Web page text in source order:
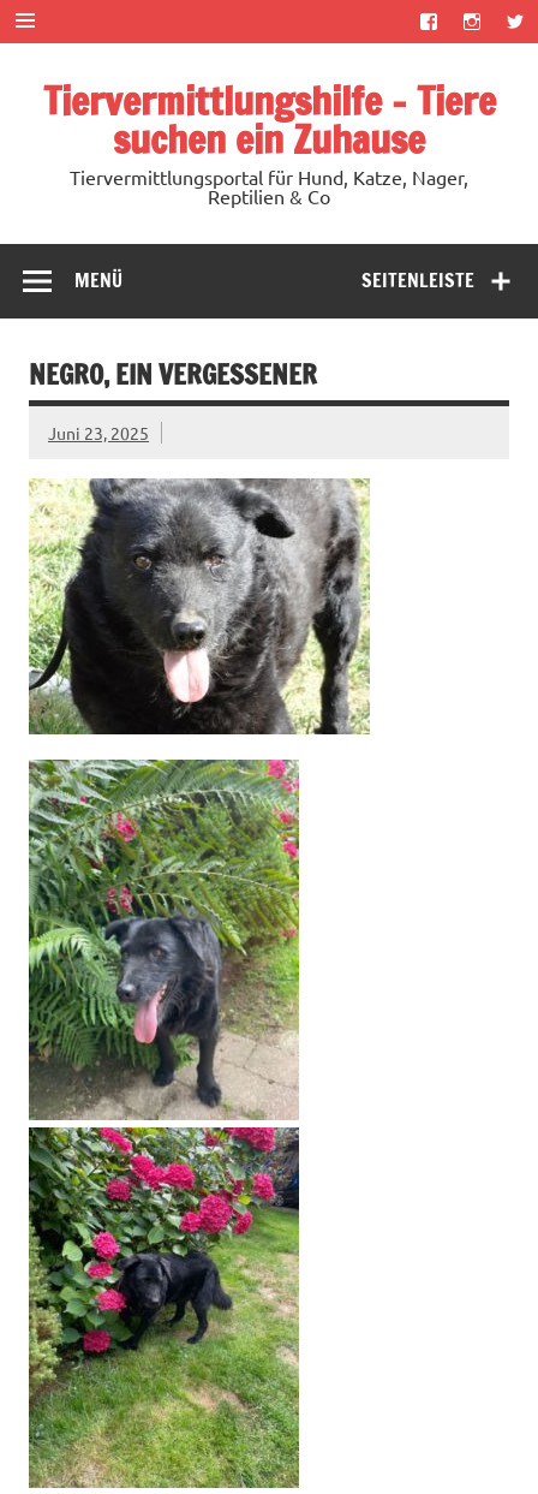
Zum
Inhalt
springen
Tiervermittlungshilfe – Tiere
suchen ein Zuhause
Tiervermittlungsportal für Hund, Katze, Nager,
Reptilien & Co
SEITENLEISTE
MENÜ
NEGRO, EIN VERGESSENER
Juni 23, 2025